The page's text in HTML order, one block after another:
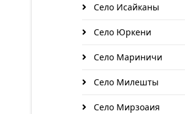
Село Исайканы
Село Юркени
Село Мариничи
Село Милешты
Село Мирзоаия